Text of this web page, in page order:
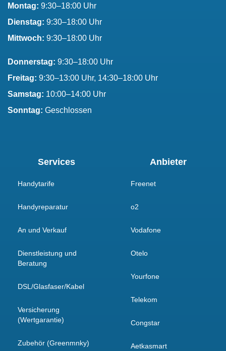
Montag: 9:30–18:00 Uhr
Dienstag: 9:30–18:00 Uhr
Mittwoch: 9:30–18:00 Uhr
Donnerstag: 9:30–18:00 Uhr
Freitag: 9:30–13:00 Uhr, 14:30–18:00 Uhr
Samstag: 10:00–14:00 Uhr
Sonntag: Geschlossen
Services
Handytarife
Handyreparatur
An und Verkauf
Dienstleistung und
Beratung
DSL/Glasfaser/Kabel
Versicherung
(Wertgarantie)
Zubehör (Greenmnky)
Anbieter
Freenet
o2
Vodafone
Otelo
Yourfone
Telekom
Congstar
Aetkasmart